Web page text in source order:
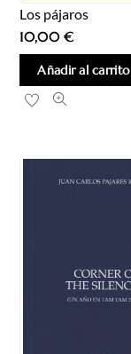
Los pájaros
10,00€
Añadir al carrito